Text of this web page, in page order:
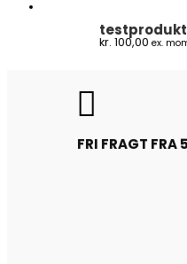
kr. 100,00 ex.

FRI FRAGT FRA